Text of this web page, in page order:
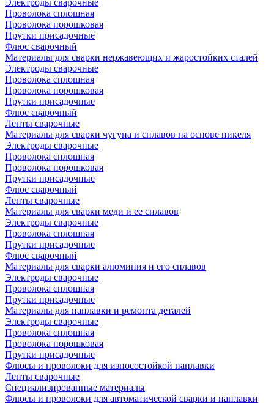
Электроды сварочные
Проволока сплошная
Проволока порошковая
Прутки присадочные
Флюс сварочный
Материалы для сварки нержавеющих и жаростойких сталей
Электроды сварочные
Проволока сплошная
Проволока порошковая
Прутки присадочные
Флюс сварочный
Ленты сварочные
Материалы для сварки чугуна и сплавов на основе никеля
Электроды сварочные
Проволока сплошная
Проволока порошковая
Прутки присадочные
Флюс сварочный
Ленты сварочные
Материалы для сварки меди и ее сплавов
Электроды сварочные
Проволока сплошная
Прутки присадочные
Флюс сварочный
Материалы для сварки алюминия и его сплавов
Электроды сварочные
Проволока сплошная
Прутки присадочные
Материалы для наплавки и ремонта деталей
Электроды сварочные
Проволока сплошная
Проволока порошковая
Прутки присадочные
Флюсы и проволоки для износостойкой наплавки
Ленты сварочные
Специализированные материалы
Флюсы и проволоки для автоматической сварки и наплавки